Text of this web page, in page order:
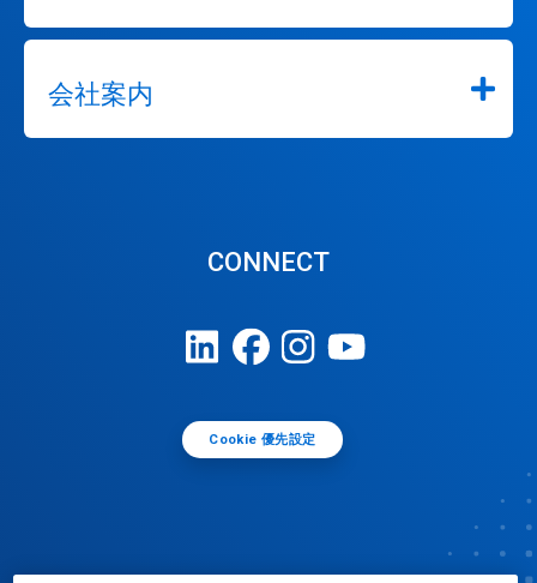
会社案内
CONNECT
Cookie 優先設定